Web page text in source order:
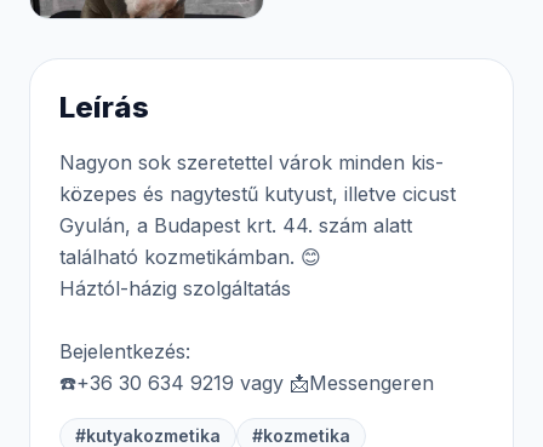
Leírás
Nagyon sok szeretettel várok minden kis-
közepes és nagytestű kutyust, illetve cicust
Gyulán, a Budapest krt. 44. szám alatt
található kozmetikámban. 😊
Háztól-házig szolgáltatás
Bejelentkezés:
☎️+36 30 634 9219 vagy 📩Messengeren
#kutyakozmetika #kozmetika